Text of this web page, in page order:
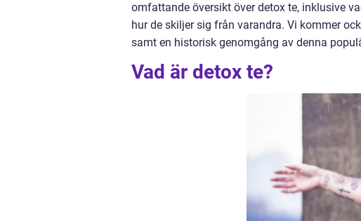
omfattande översikt över detox te, inklusive
hur de skiljer sig från varandra. Vi kommer
samt en historisk genomgång av denna
Vad är detox te?